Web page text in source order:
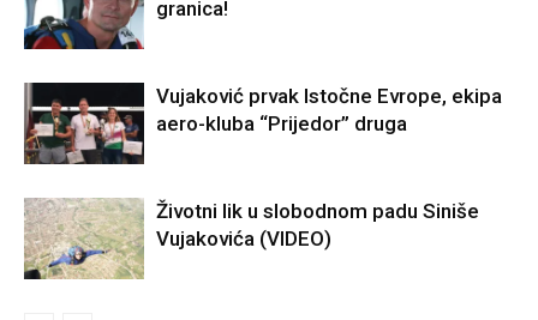
granica!
Vujaković prvak Istočne Evrope, ekipa
aero-kluba “Prijedor” druga
Životni lik u slobodnom padu Siniše
Vujakovića (VIDEO)